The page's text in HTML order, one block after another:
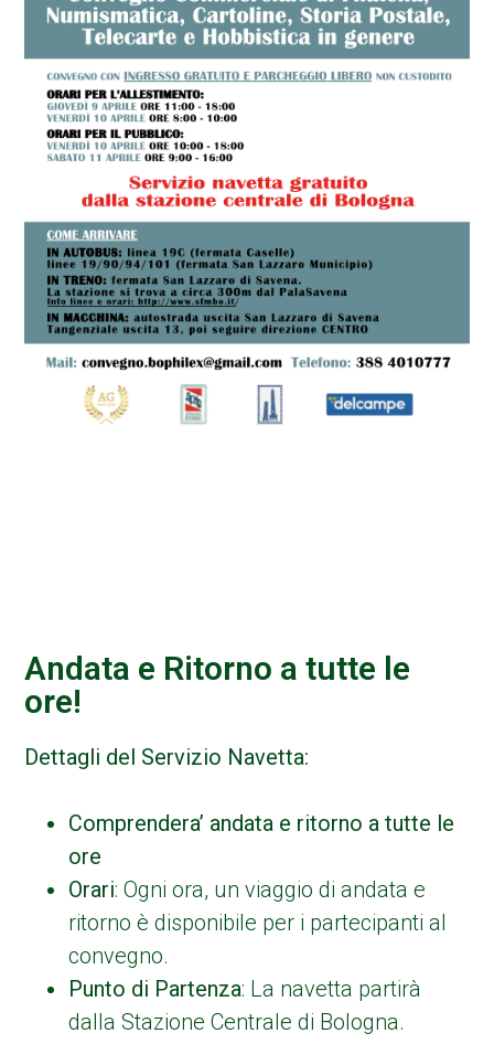
Andata e Ritorno a tutte le
ore!
Dettagli del Servizio Navetta:
Comprendera’ andata e ritorno a tutte le
ore
Orari: Ogni ora, un viaggio di andata e
ritorno è disponibile per i partecipanti al
convegno.
Punto di Partenza: La navetta partirà
dalla Stazione Centrale di Bologna.